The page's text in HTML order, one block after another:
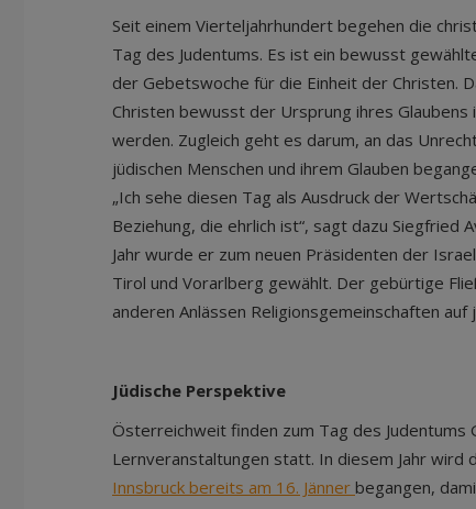
Seit einem Vierteljahrhundert begehen die
Tag des Judentums. Es ist ein bewusst
der Gebetswoche für die Einheit der Christen.
Christen bewusst der Ursprung ihres Glaubens
werden. Zugleich geht es darum, an das
jüdischen Menschen und ihrem Glauben
„Ich sehe diesen Tag als Ausdruck der
Beziehung, die ehrlich ist“, sagt dazu Siegfried
Jahr wurde er zum neuen Präsidenten der
Tirol und Vorarlberg gewählt. Der gebürtige
anderen Anlässen Religionsgemeinschaften auf
Jüdische Perspektive
Österreichweit finden zum Tag des Judentums
Lernveranstaltungen statt. In diesem Jahr wird
Innsbruck bereits am 16. Jänner begangen,